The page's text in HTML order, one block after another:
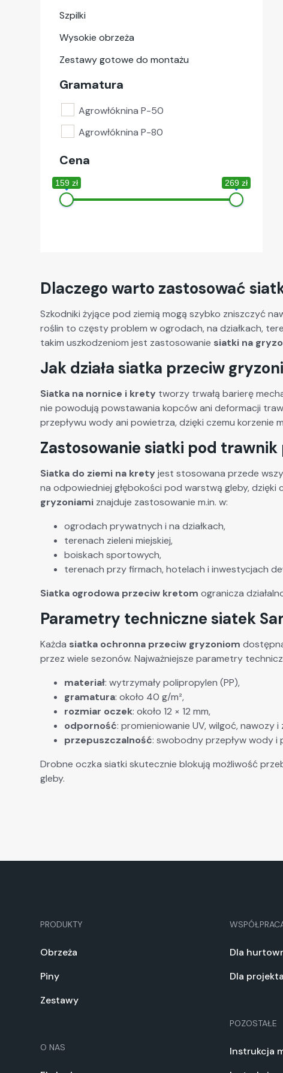
Szpilki
Wysokie obrzeża
Zestawy gotowe do montażu
Gramatura
Agrowłóknina P-50
Agrowłóknina P-80
Cena
159 zł 269 zł
Dlaczego warto zastosować
Szkodniki żyjące pod ziemią mogą szybko zniszczyć
roślin to częsty problem w ogrodach, na działkach,
takim uszkodzeniom jest zastosowanie siatki na
Jak działa siatka przeciw
Siatka na nornice i krety tworzy trwałą barierę
nie powodują powstawania kopców ani deformacji
przepływu wody ani powietrza, dzięki czemu korzenie
Zastosowanie siatki pod
Siatka do ziemi na krety jest stosowana przede
na odpowiedniej głębokości pod warstwą gleby,
gryzoniami znajduje zastosowanie m.in. w:
ogrodach prywatnych i na działkach,
terenach zieleni miejskiej,
boiskach sportowych,
terenach przy firmach, hotelach i inwestycjach
Siatka ogrodowa przeciw kretom ogranicza
Parametry techniczne siatek
Każda siatka ochronna przeciw gryzoniom
przez wiele sezonów. Najważniejsze parametry
materiał: wytrzymały polipropylen (PP),
gramatura: około 40 g/m²,
rozmiar oczek: około 12 × 12 mm,
odporność: promieniowanie UV, wilgoć, nawozy
przepuszczalność: swobodny przepływ wody i
Drobne oczka siatki skutecznie blokują możliwość
gleby.
PRODUKTY
Obrzeża
Piny
Zestawy
O NAS
Dla
Dla
POZOSTAŁE
Instrukcja